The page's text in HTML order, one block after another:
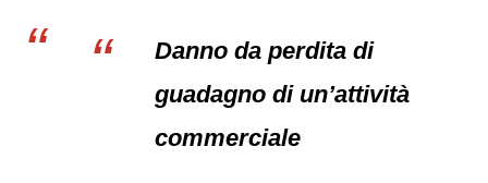
Danno da perdita di
guadagno di un’attività
commerciale